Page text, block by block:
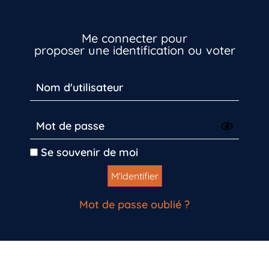
Me connecter pour
proposer une identification ou voter
Se souvenir de moi
Mot de passe oublié ?